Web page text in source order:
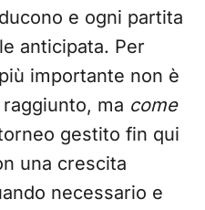
e ogni partita
anticipata. Per
importante non è
ma come
gestito fin qui
una crescita
necessario e